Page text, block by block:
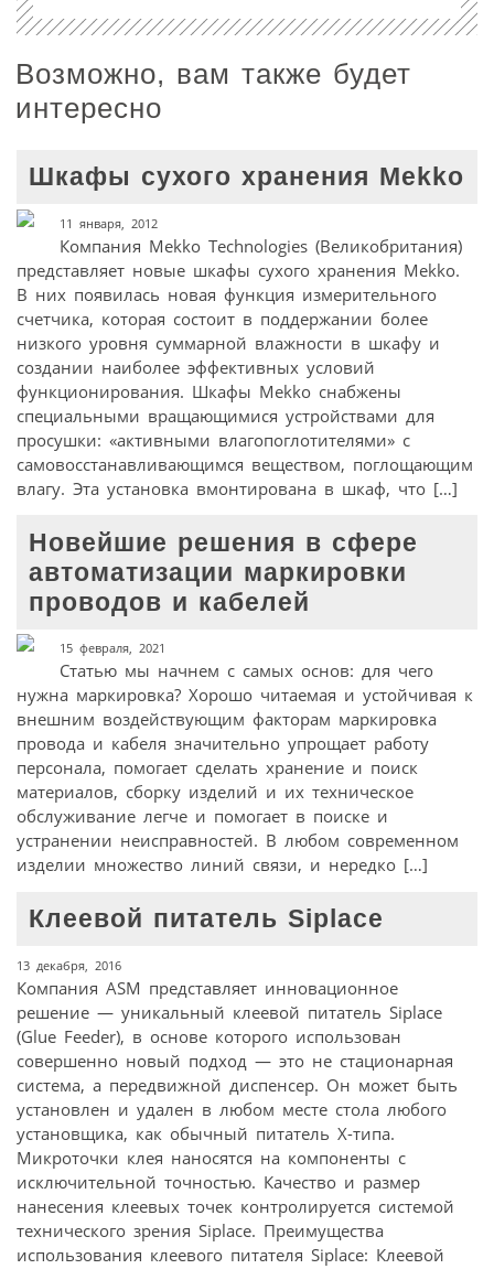
Возможно, вам также будет
интересно
Шкафы сухого хранения Мekko
11 января, 2012
Компания Мekko Technologies (Великобритания)
представляет новые шкафы сухого хранения Мekko.
В них появилась новая функция измерительного
счетчика, которая состоит в поддержании более
низкого уровня суммарной влажности в шкафу и
создании наиболее эффективных условий
функционирования. Шкафы Mekko снабжены
специальными вращающимися устройствами для
просушки: «активными влагопоглотителями» с
самовосстанавливающимся веществом, поглощающим
влагу. Эта установка вмонтирована в шкаф, что […]
Новейшие решения в сфере
автоматизации маркировки
проводов и кабелей
15 февраля, 2021
Статью мы начнем с самых основ: для чего
нужна маркировка? Хорошо читаемая и устойчивая к
внешним воздействующим факторам маркировка
провода и кабеля значительно упрощает работу
персонала, помогает сделать хранение и поиск
материалов, сборку изделий и их техническое
обслуживание легче и помогает в поиске и
устранении неисправностей. В любом современном
изделии множество линий связи, и нередко […]
Клеевой питатель Siplace
13 декабря, 2016
Компания ASM представляет инновационное
решение — уникальный клеевой питатель Siplace
(Glue Feeder), в основе которого использован
совершенно новый подход — это не стационарная
система, а передвижной диспенсер. Он может быть
установлен и удален в любом месте стола любого
установщика, как обычный питатель Х-типа.
Микроточки клея наносятся на компоненты с
исключительной точностью. Качество и размер
нанесения клеевых точек контролируется системой
технического зрения Siplace. Преимущества
использования клеевого питателя Siplace: Клеевой